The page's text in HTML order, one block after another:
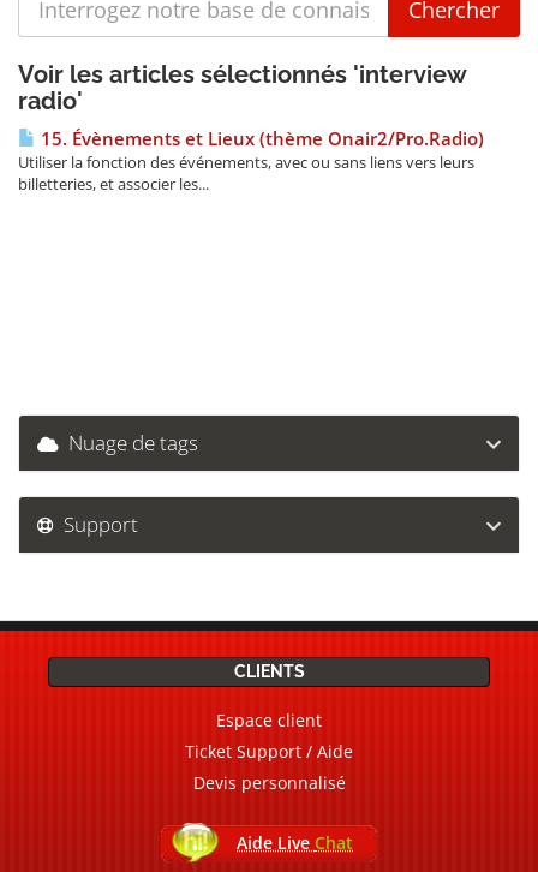
Voir les articles sélectionnés 'interview
radio'
15. Évènements et Lieux (thème Onair2/Pro.Radio)
Utiliser la fonction des événements, avec ou sans liens vers leurs
billetteries, et associer les...
Nuage de tags
Support
CLIENTS
Espace client
Ticket Support / Aide
Devis personnalisé
Aide Live Chat